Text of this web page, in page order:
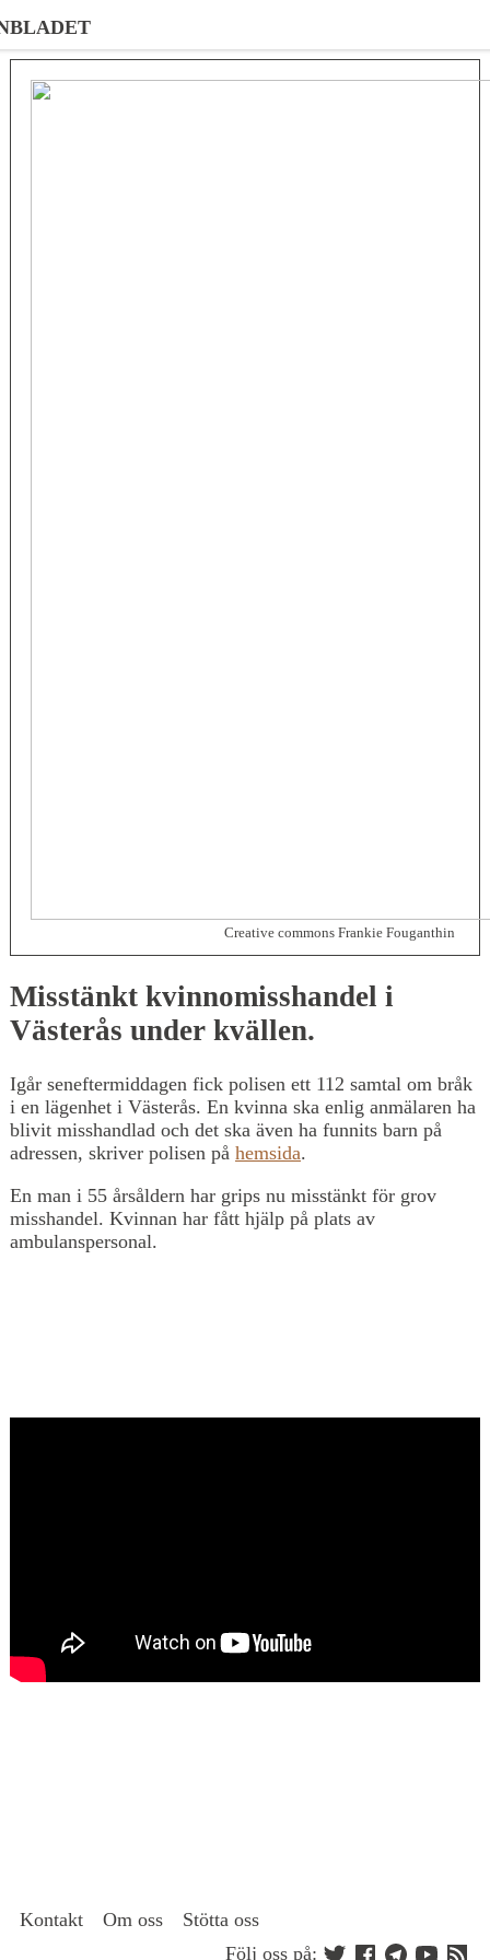
Creative commons Frankie Fouganthin
Misstänkt kvinnomisshandel i
Västerås under kvällen.
Igår seneftermiddagen fick polisen ett 112 samtal om bråk
i en lägenhet i Västerås. En kvinna ska enlig anmälaren ha
blivit misshandlad och det ska även ha funnits barn på
adressen, skriver polisen på hemsida.
En man i 55 årsåldern har grips nu misstänkt för grov
misshandel. Kvinnan har fått hjälp på plats av
ambulanspersonal.
Kontakt Om oss
Stötta oss
Följ oss på: